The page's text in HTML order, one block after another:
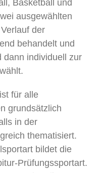
Basketball und
ausgewählten
der
behandelt und
dann individuell zur
für alle
grundsätzlich
in der
thematisiert.
bildet die
Prüfungssportart.